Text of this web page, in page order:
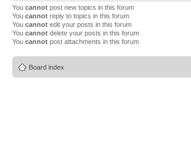
You cannot post new topics in this forum
You cannot reply to topics in this forum
You cannot edit your posts in this forum
You cannot delete your posts in this forum
You cannot post attachments in this forum
Board index